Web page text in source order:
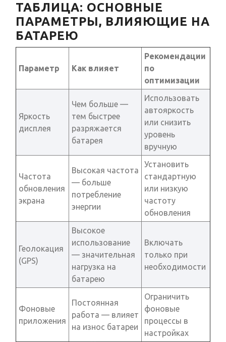
ТАБЛИЦА: ОСНОВНЫЕ
ПАРАМЕТРЫ, ВЛИЯЮЩИЕ НА
БАТАРЕЮ
Параметр Как влияет
Рекомендации
по
оптимизации
Яркость
дисплея
Чем больше —
тем быстрее
разряжается
батарея
Использовать
автояркость
или снизить
уровень
вручную
Частота
обновления
экрана
Высокая частота
— больше
потребление
энергии
Установить
стандартную
или низкую
частоту
обновления
Геолокация
(GPS)
Высокое
использование
— значительная
нагрузка на
батарею
Включать
только при
необходимости
Фоновые
приложения
Постоянная
работа — влияет
на износ батареи
Ограничить
фоновые
процессы в
настройках